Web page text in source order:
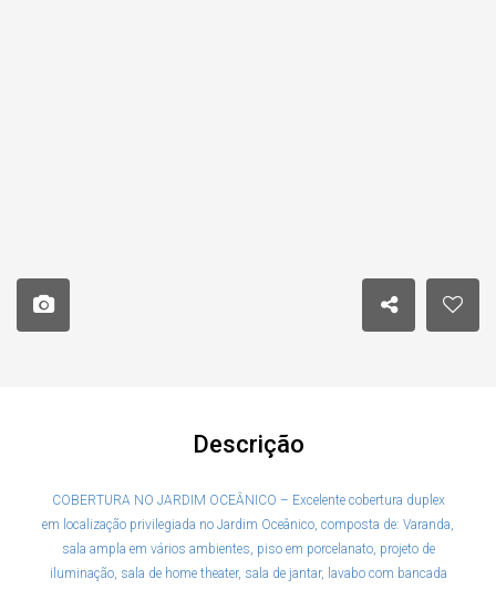
Descrição
COBERTURA NO JARDIM OCEÂNICO – Excelente cobertura duplex
em localização privilegiada no Jardim Oceânico, composta de: Varanda,
sala ampla em vários ambientes, piso em porcelanato, projeto de
iluminação, sala de home theater, sala de jantar, lavabo com bancada